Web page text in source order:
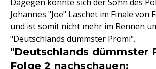
Johannes "Joe" Laschet im Finale von
und ist somit nicht mehr im Rennen
"Deutschlands dümmster Promi".
"Deutschlands dümmster
Folge 2 nachschauen: